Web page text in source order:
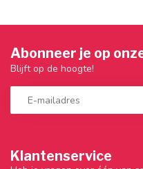
Klantenservice
Abonneer je op
Blijft op de hoogte!